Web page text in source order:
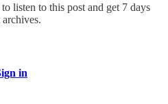
to listen to this post and get 7 days
in